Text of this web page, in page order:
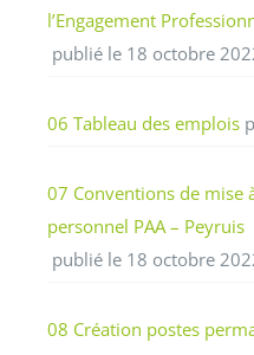
l’Engagement
publié le 18 octobre
06 Tableau des emplois
07 Conventions de
personnel PAA – Peyruis
publié le 18 octobre
08 Création postes